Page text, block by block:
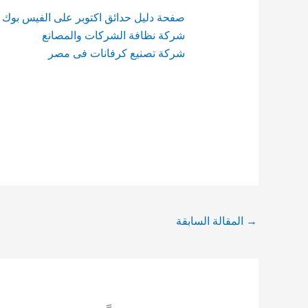
صفحة دليل حدائق اكتوبر على الفيس بوك
شركة نظافة الشركات والمصانع
شركة تصنيع كرفانات فى مصر
→ المقالة السابقة